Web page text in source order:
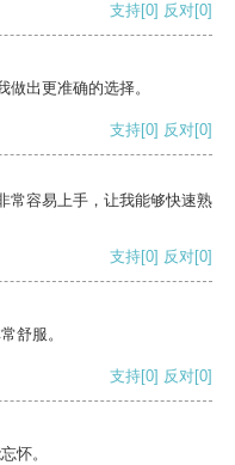
支持[0] 反对[0]
出更准确的选择。
支持[0] 反对[0]
常容易上手，让我能够快速熟
支持[0] 反对[0]
舒服。
支持[0] 反对[0]
怀。